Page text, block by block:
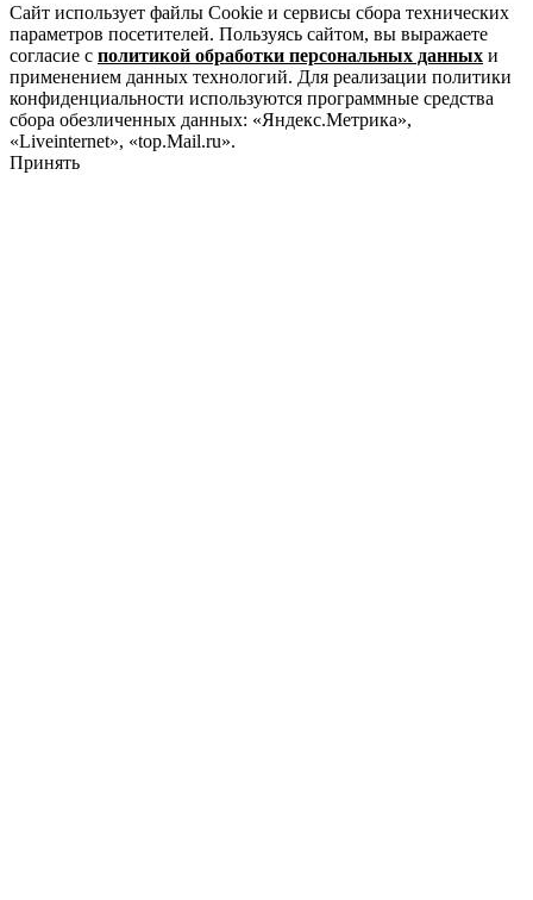
Сайт использует файлы Cookie и сервисы сбора технических
параметров посетителей. Пользуясь сайтом, вы выражаете
согласие с политикой обработки персональных данных и
применением данных технологий. Для реализации политики
конфиденциальности используются программные средства
сбора обезличенных данных: «Яндекс.Метрика»,
«Liveinternet», «top.Mail.ru».
Принять